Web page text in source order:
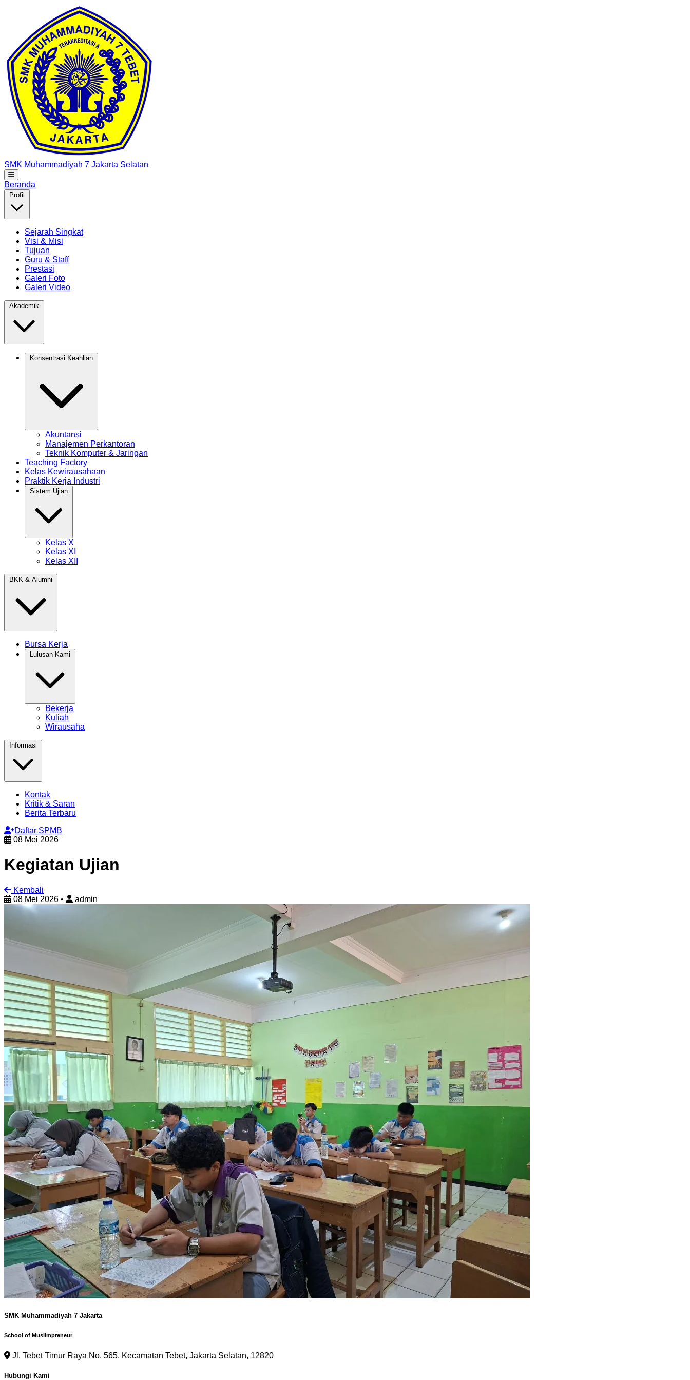
SMK Muhammadiyah 7 Jakarta Selatan
Beranda
Sejarah Singkat
Visi & Misi
Tujuan
Guru & Staff
Prestasi
Galeri Foto
Galeri Video
Akuntansi
Manajemen Perkantoran
Teknik Komputer & Jaringan
Teaching Factory
Kelas Kewirausahaan
Praktik Kerja Industri
Kelas X
Kelas XI
Kelas XII
Bursa Kerja
Bekerja
Kuliah
Wirausaha
Kontak
Kritik & Saran
Berita Terbaru
Daftar SPMB
08 Mei 2026
Kegiatan Ujian
Kembali
08 Mei 2026 • admin
SMK Muhammadiyah 7 Jakarta
School of Muslimpreneur
Jl. Tebet Timur Raya No. 565, Kecamatan Tebet, Jakarta Selatan, 12820
Hubungi Kami